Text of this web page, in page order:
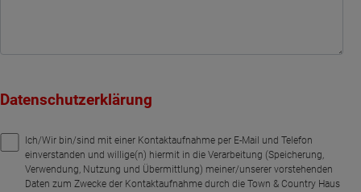
Datenschutzerklärung
Ich/Wir bin/sind mit einer Kontaktaufnahme per E-Mail und Telefon
einverstanden und willige(n) hiermit in die Verarbeitung (Speicherung,
Verwendung, Nutzung und Übermittlung) meiner/unserer vorstehenden
Daten zum Zwecke der Kontaktaufnahme durch die Town & Country Haus